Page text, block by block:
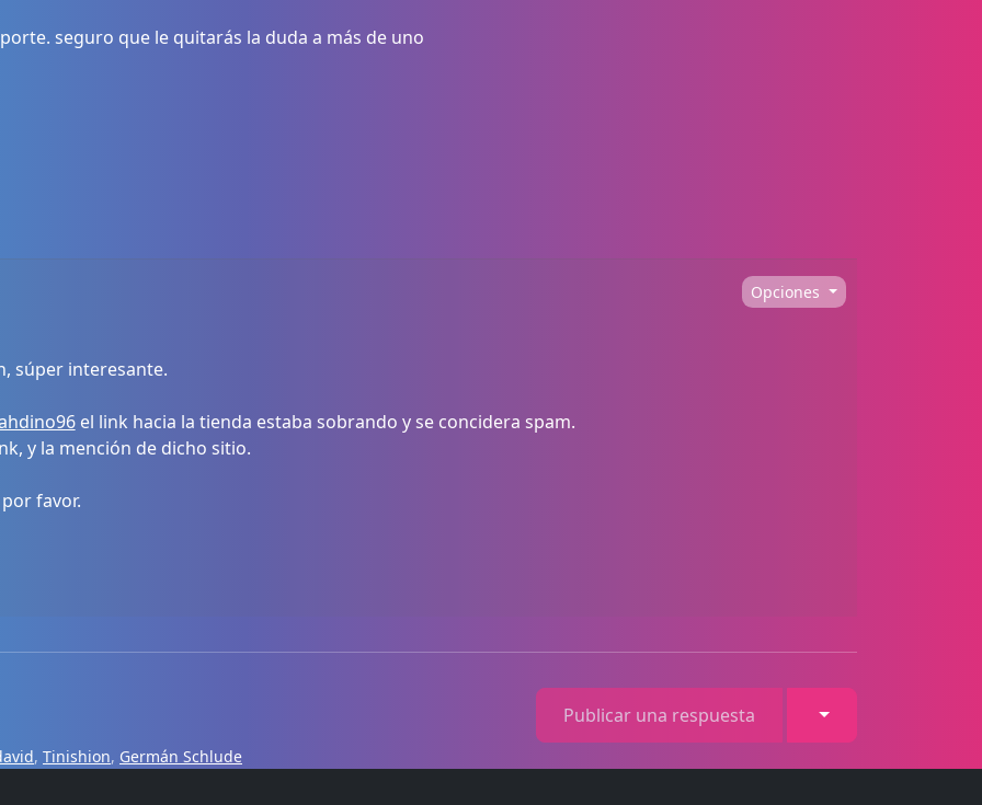
seguro que le quitarás la duda a más de uno
Opciones
súper interesante.
el link hacia la tienda estaba sobrando y se concidera spam.
y la mención de dicho sitio.
favor.
Publicar una respuesta Toggle Dropdown
, Tinishion, Germán Schlude